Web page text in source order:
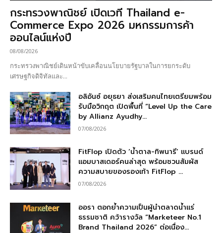
กระทรวงพาณิชย์ เปิดเวที Thailand e-
Commerce Expo 2026 มหกรรมการค้า
ออนไลน์แห่งปี
08/08/2026
กระทรวงพาณิชย์เดินหน้าขับเคลื่อนนโยบายรัฐบาลในการยกระดับ
เศรษฐกิจดิจิทัลและ...
อลิอันซ์ อยุธยา ส่งเสริมคนไทยเตรียมพร้อม
รับมือวิกฤต เปิดพื้นที่ “Level Up the Care
by Allianz Ayudhy...
07/08/2026
FitFlop เปิดตัว ‘น้ำตาล-ทิพนารี’ แบรนด์
แอมบาสเดอร์คนล่าสุด พร้อมชวนสัมผัส
ความสบายของรองเท้า FitFlop ...
07/08/2026
ออรา ตอกย้ำความเป็นผู้นำตลาดน้ำแร่
ธรรมชาติ คว้ารางวัล “Marketeer No.1
Brand Thailand 2026” ต่อเนื่อง...